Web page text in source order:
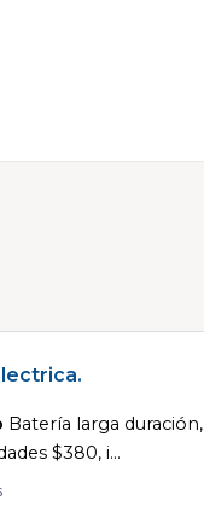
Batería larga duración,
$380, i...